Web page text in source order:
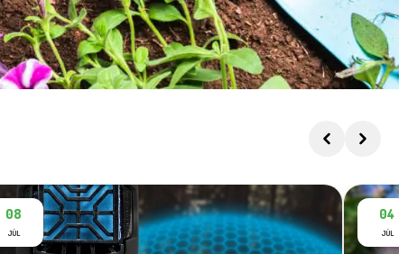
08
JÚL
04
JÚL